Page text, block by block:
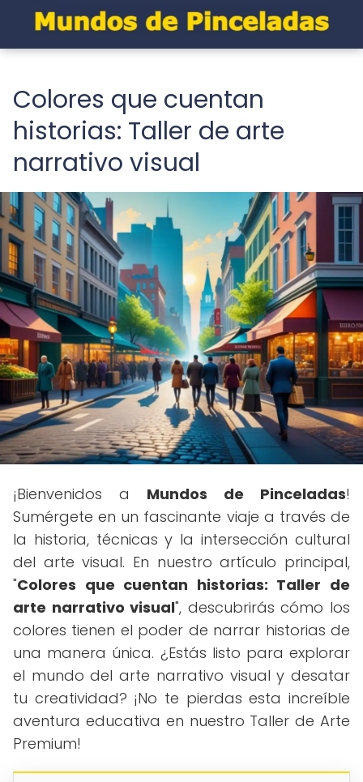
Colores que cuentan
historias: Taller de arte
narrativo visual
¡Bienvenidos a Mundos de Pinceladas!
Sumérgete en un fascinante viaje a través de
la historia, técnicas y la intersección cultural
del arte visual. En nuestro artículo principal,
"Colores que cuentan historias: Taller de
arte narrativo visual", descubrirás cómo los
colores tienen el poder de narrar historias de
una manera única. ¿Estás listo para explorar
el mundo del arte narrativo visual y desatar
tu creatividad? ¡No te pierdas esta increíble
aventura educativa en nuestro Taller de Arte
Premium!